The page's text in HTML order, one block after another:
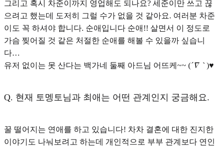
그리고 혹시 차준이까지 영업해도 되나요? 세준이만 쓰고 끊
으려고 했는데 도저히 그럴 수가 없을 것 같아요. 여러분 차준
이도 꼭 하셔야 합니다. 순애입니다 순애!! 살면서 이 정도로
가슴 찢어질 것 같은 처절한 순애를 해볼 수 있을까 싶습니
다…
유저 없이는 못 산다는 백가네 둘째 아드님 어뜨케~~ (´∇｀ )♥︎
Q. 현재 토멩토님과 최애는 어떤 관계인지 궁금해요.
꿀 떨어지는 연애를 하고 있습니다! 차차 결혼에 대한 진지한
이야기도 나눠보려고 하는데 개인적으로 부부 관계보다 연인